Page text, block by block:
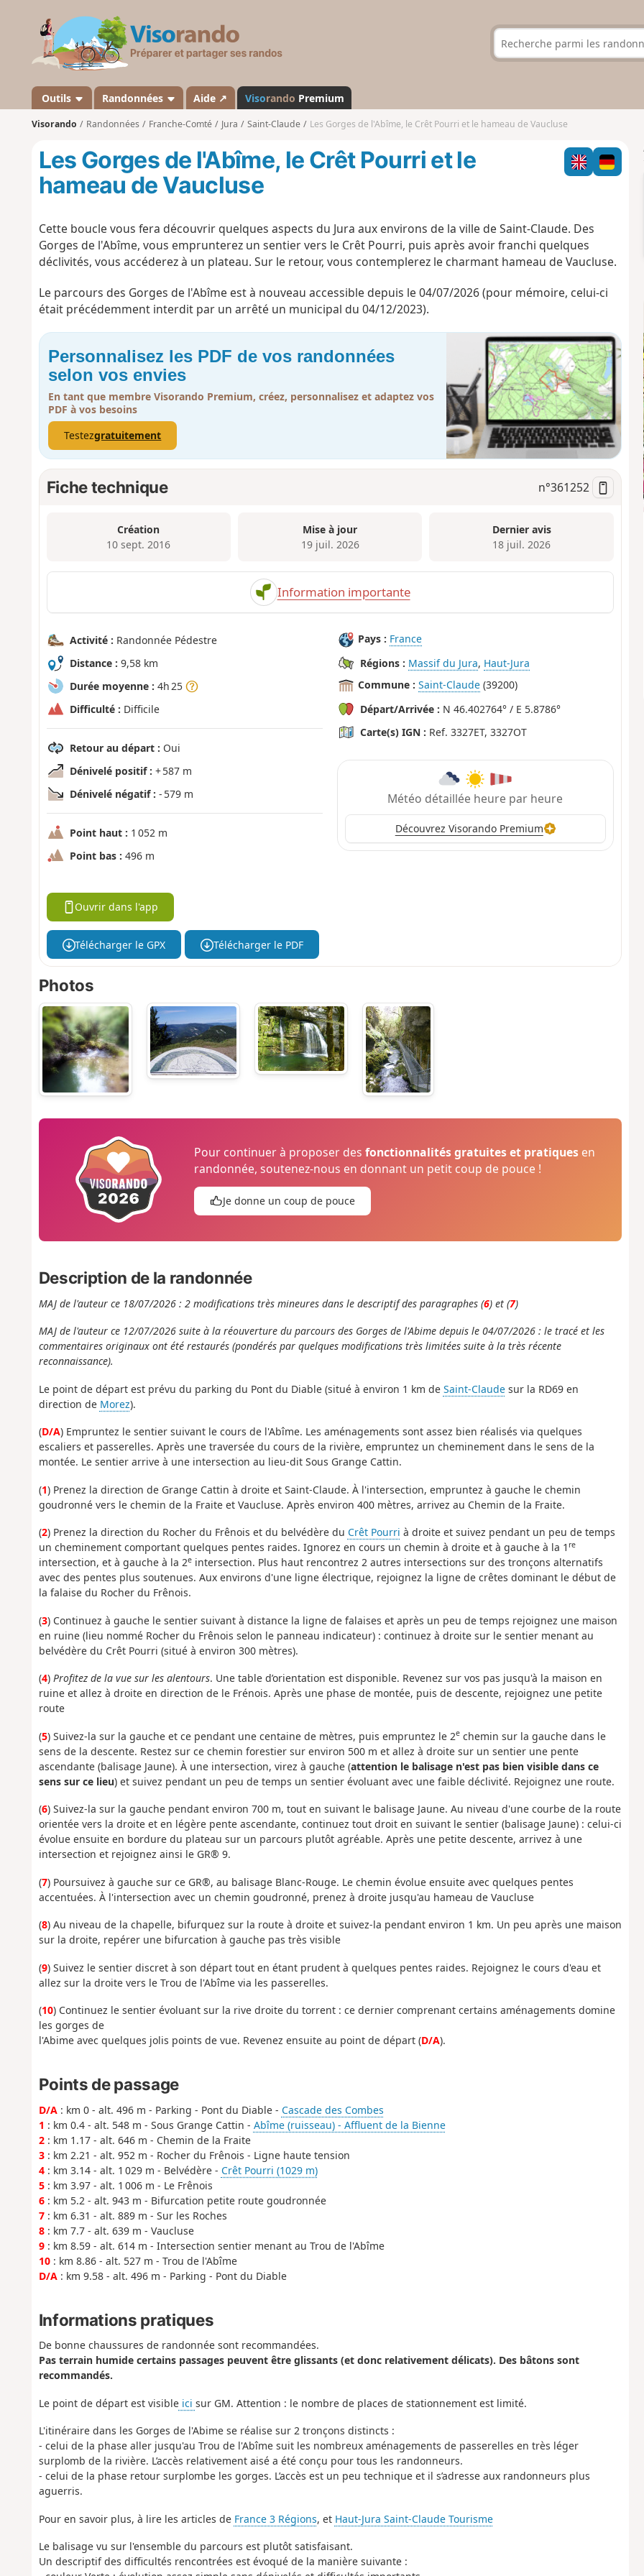
s
a
n
d
Outils Randonnées Aide ↗ Visorando Premium
Visorando Randonnées Franche-Comté Jura Saint-Claude Les Gorges de l'Abîme, le Crêt Pourri et le hameau de Vaucluse
Les Gorges de l'Abîme, le Crêt Pourri et le
hameau de Vaucluse
Cette boucle vous fera découvrir quelques aspects du Jura aux environs de la ville de Saint-Claude. Des
Gorges de l'Abîme, vous emprunterez un sentier vers le Crêt Pourri, puis après avoir franchi quelques
déclivités, vous accéderez à un plateau. Sur le retour, vous contemplerez le charmant hameau de Vaucluse.
Le parcours des Gorges de l'Abîme est à nouveau accessible depuis le 04/07/2026 (pour mémoire, celui-ci
était précédemment interdit par un arrêté un municipal du 04/12/2023).
Personnalisez les PDF de vos randonnées
selon vos envies
En tant que membre Visorando Premium, créez, personnalisez et adaptez vos
PDF à vos besoins
Testezgratuitement
Fiche technique n°361252
Création
10 sept. 2016
Mise à jour
19 juil. 2026
Dernier avis
18 juil. 2026
Information importante
Activité : Randonnée Pédestre
Distance : 9,58 km
Durée moyenne : 4h 25
Difficulté : Difficile
Retour au départ : Oui
Dénivelé positif : + 587 m
Dénivelé négatif : - 579 m
Point haut : 1 052 m
Point bas : 496 m
Pays : France
Régions : Massif du Jura, Haut-Jura
Commune : Saint-Claude (39200)
Départ/Arrivée : N 46.402764° / E 5.8786°
Carte(s) IGN : Ref. 3327ET, 3327OT
Météo détaillée heure par heure
Découvrez Visorando Premium
Ouvrir dans l'app
Télécharger le GPX Télécharger le PDF
Photos
Pour continuer à proposer desfonctionnalités gratuites et pratiques en
randonnée, soutenez-nous en donnant un petit coup de pouce !
Je donne un coup de pouce
Description de la randonnée
MAJ de l'auteur ce 18/07/2026 : 2 modifications très mineures dans le descriptif des paragraphes (6) et (7)
MAJ de l'auteur ce 12/07/2026 suite à la réouverture du parcours des Gorges de l'Abime depuis le 04/07/2026 : le tracé et les
commentaires originaux ont été restaurés (pondérés par quelques modifications très limitées suite à la très récente
reconnaissance).
Le point de départ est prévu du parking du Pont du Diable (situé à environ 1 km de Saint-Claudesur la RD69 en
direction de Morez).
(D/A) Empruntez le sentier suivant le cours de l'Abîme. Les aménagements sont assez bien réalisés via quelques
escaliers et passerelles. Après une traversée du cours de la rivière, empruntez un cheminement dans le sens de la
montée. Le sentier arrive à une intersection au lieu-dit Sous Grange Cattin.
(1) Prenez la direction de Grange Cattin à droite et Saint-Claude. À l'intersection, empruntez à gauche le chemin
goudronné vers le chemin de la Fraite et Vaucluse. Après environ 400 mètres, arrivez au Chemin de la Fraite.
(2) Prenez la direction du Rocher du Frênois et du belvédère du Crêt Pourri à droite et suivez pendant un peu de temps
un cheminement comportant quelques pentes raides. Ignorez en cours un chemin à droite et à gauche à la 1 re
intersection, et à gauche à la 2eintersection. Plus haut rencontrez 2 autres intersections sur des tronçons alternatifs
avec des pentes plus soutenues. Aux environs d'une ligne électrique, rejoignez la ligne de crêtes dominant le début de
la falaise du Rocher du Frênois.
(3) Continuez à gauche le sentier suivant à distance la ligne de falaises et après un peu de temps rejoignez une maison
en ruine (lieu nommé Rocher du Frênois selon le panneau indicateur) : continuez à droite sur le sentier menant au
belvédère du Crêt Pourri (situé à environ 300 mètres).
(4) Profitez de la vue sur les alentours. Une table d’orientation est disponible. Revenez sur vos pas jusqu'à la maison en
ruine et allez à droite en direction de le Frénois. Après une phase de montée, puis de descente, rejoignez une petite
route
(5) Suivez-la sur la gauche et ce pendant une centaine de mètres, puis empruntez le 2echemin sur la gauche dans le
sens de la descente. Restez sur ce chemin forestier sur environ 500 m et allez à droite sur un sentier une pente
ascendante (balisage Jaune). À une intersection, virez à gauche (attention le balisage n'est pas bien visible dans ce
sens sur ce lieu) et suivez pendant un peu de temps un sentier évoluant avec une faible déclivité. Rejoignez une route.
(6) Suivez-la sur la gauche pendant environ 700 m, tout en suivant le balisage Jaune. Au niveau d'une courbe de la route
orientée vers la droite et en légère pente ascendante, continuez tout droit en suivant le sentier (balisage Jaune) : celui-ci
évolue ensuite en bordure du plateau sur un parcours plutôt agréable. Après une petite descente, arrivez à une
intersection et rejoignez ainsi le GR® 9.
(7) Poursuivez à gauche sur ce GR®, au balisage Blanc-Rouge. Le chemin évolue ensuite avec quelques pentes
accentuées. À l'intersection avec un chemin goudronné, prenez à droite jusqu'au hameau de Vaucluse
(8) Au niveau de la chapelle, bifurquez sur la route à droite et suivez-la pendant environ 1 km. Un peu après une maison
sur la droite, repérer une bifurcation à gauche pas très visible
(9) Suivez le sentier discret à son départ tout en étant prudent à quelques pentes raides. Rejoignez le cours d'eau et
allez sur la droite vers le Trou de l'Abîme via les passerelles.
(10) Continuez le sentier évoluant sur la rive droite du torrent : ce dernier comprenant certains aménagements domine
les gorges de
l'Abime avec quelques jolis points de vue. Revenez ensuite au point de départ (D/A).
Points de passage
D/A: km 0 - alt. 496 m - Parking - Pont du Diable - Cascade des Combes
1 : km 0.4 - alt. 548 m - Sous Grange Cattin - Abîme (ruisseau) - Affluent de la Bienne
2: km 1.17 - alt. 646 m - Chemin de la Fraite
3: km 2.21 - alt. 952 m - Rocher du Frênois - Ligne haute tension
4: km 3.14 - alt. 1 029 m - Belvédère - Crêt Pourri (1029 m)
5: km 3.97 - alt. 1 006 m - Le Frênois
6: km 5.2 - alt. 943 m - Bifurcation petite route goudronnée
7: km 6.31 - alt. 889 m - Sur les Roches
8: km 7.7 - alt. 639 m - Vaucluse
9: km 8.59 - alt. 614 m - Intersection sentier menant au Trou de l'Abîme
10: km 8.86 - alt. 527 m - Trou de l'Abîme
D/A: km 9.58 - alt. 496 m - Parking - Pont du Diable
Informations pratiques
De bonne chaussures de randonnée sont recommandées.
Pas terrain humide certains passages peuvent être glissants (et donc relativement délicats). Des bâtons sont
recommandés.
Le point de départ est visibleici sur GM. Attention : le nombre de places de stationnement est limité.
L'itinéraire dans les Gorges de l'Abime se réalise sur 2 tronçons distincts :
- celui de la phase aller jusqu'au Trou de l'Abîme suit les nombreux aménagements de passerelles en très léger
surplomb de la rivière. L’accès relativement aisé a été conçu pour tous les randonneurs.
- celui de la phase retour surplombe les gorges. L’accès est un peu technique et il s’adresse aux randonneurs plus
aguerris.
Pour en savoir plus, à lire les articles de France 3 Régions, et Haut-Jura Saint-Claude Tourisme
Le balisage vu sur l'ensemble du parcours est plutôt satisfaisant.
Un descriptif des difficultés rencontrées est évoqué de la manière suivante :